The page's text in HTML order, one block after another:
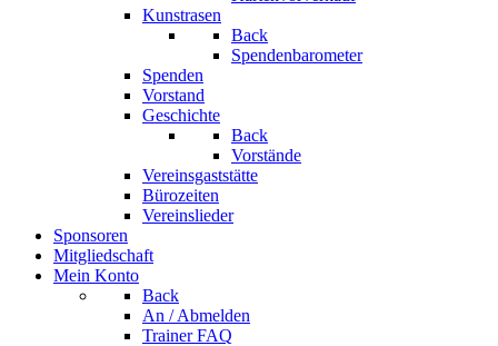
Kunstrasen
Back
Spendenbarometer
Spenden
Vorstand
Geschichte
Back
Vorstände
Vereinsgaststätte
Bürozeiten
Vereinslieder
Sponsoren
Mitgliedschaft
Mein Konto
Back
An / Abmelden
Trainer FAQ